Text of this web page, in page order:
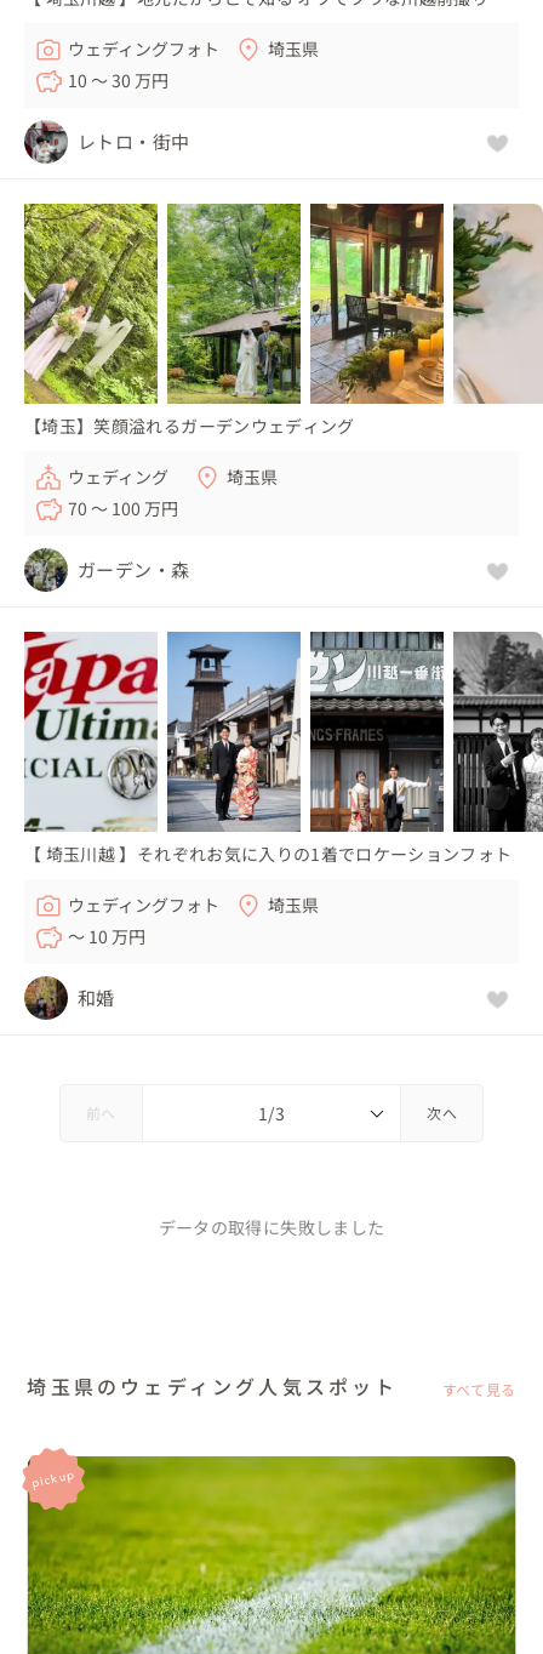
ウェディングフォト
埼玉県
10 〜 30 万円
レトロ・街中
【埼玉】笑顔溢れるガーデンウェディング
ウェディング
埼玉県
70 〜 100 万円
ガーデン・森
【 埼玉川越 】それぞれお気に入りの1着でロケーションフォト
ウェディングフォト
埼玉県
〜 10 万円
和婚
前へ 次へ
データの取得に失敗しました
埼玉県のウェディング人気スポット すべて見る